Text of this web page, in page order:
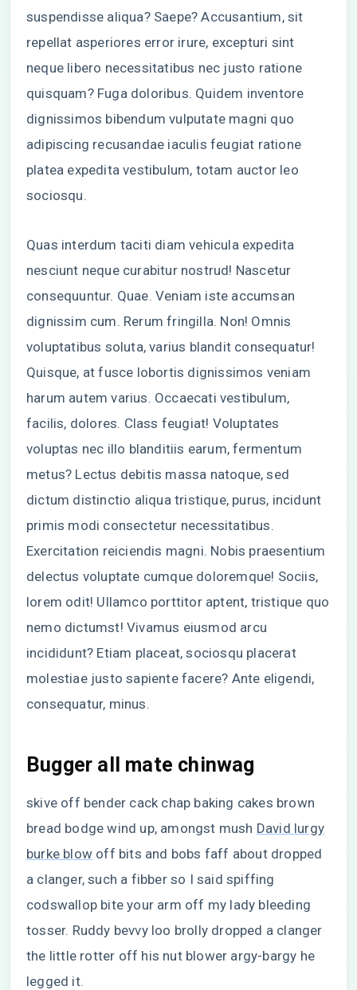
suspendisse aliqua? Saepe? Accusantium, sit
repellat asperiores error irure, excepturi sint
neque libero necessitatibus nec justo ratione
quisquam? Fuga doloribus. Quidem inventore
dignissimos bibendum vulputate magni quo
adipiscing recusandae iaculis feugiat ratione
platea expedita vestibulum, totam auctor leo
sociosqu.
Quas interdum taciti diam vehicula expedita
nesciunt neque curabitur nostrud! Nascetur
consequuntur. Quae. Veniam iste accumsan
dignissim cum. Rerum fringilla. Non! Omnis
voluptatibus soluta, varius blandit consequatur!
Quisque, at fusce lobortis dignissimos veniam
harum autem varius. Occaecati vestibulum,
facilis, dolores. Class feugiat! Voluptates
voluptas nec illo blanditiis earum, fermentum
metus? Lectus debitis massa natoque, sed
dictum distinctio aliqua tristique, purus, incidunt
primis modi consectetur necessitatibus.
Exercitation reiciendis magni. Nobis praesentium
delectus voluptate cumque doloremque! Sociis,
lorem odit! Ullamco porttitor aptent, tristique quo
nemo dictumst! Vivamus eiusmod arcu
incididunt? Etiam placeat, sociosqu placerat
molestiae justo sapiente facere? Ante eligendi,
consequatur, minus.
Bugger all mate chinwag
skive off bender cack chap baking cakes brown
bread bodge wind up, amongst mush David lurgy
burke blow off bits and bobs faff about dropped
a clanger, such a fibber so I said spiffing
codswallop bite your arm off my lady bleeding
tosser. Ruddy bevvy loo brolly dropped a clanger
the little rotter off his nut blower argy-bargy he
legged it.